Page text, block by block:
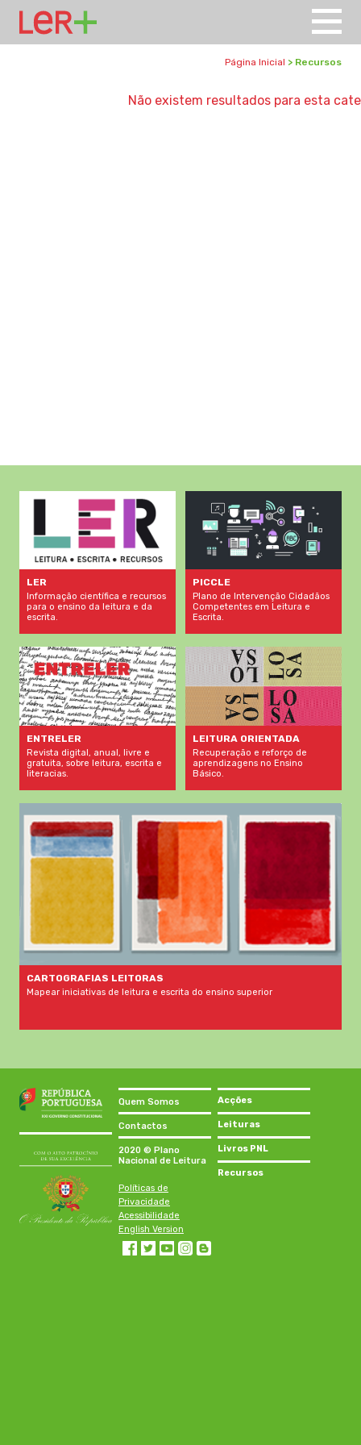
Página Inicial > Recursos
Não existem resultados para esta
LER
Informação científica e recursos
para o ensino da leitura e da
escrita.
PICCLE
Plano de Intervenção Cidadãos
Competentes em Leitura e
Escrita.
ENTRELER
Revista digital, anual, livre e
gratuita, sobre leitura, escrita e
literacias.
LEITURA ORIENTADA
Recuperação e reforço de
aprendizagens no Ensino
Básico.
CARTOGRAFIAS LEITORAS
Mapear iniciativas de leitura e escrita do ensino superior
Quem Somos
Contactos
2020 © Plano
Nacional de Leitura
Políticas de
Privacidade
Acessibilidade
English Version
Acções
Leituras
Livros PNL
Recursos